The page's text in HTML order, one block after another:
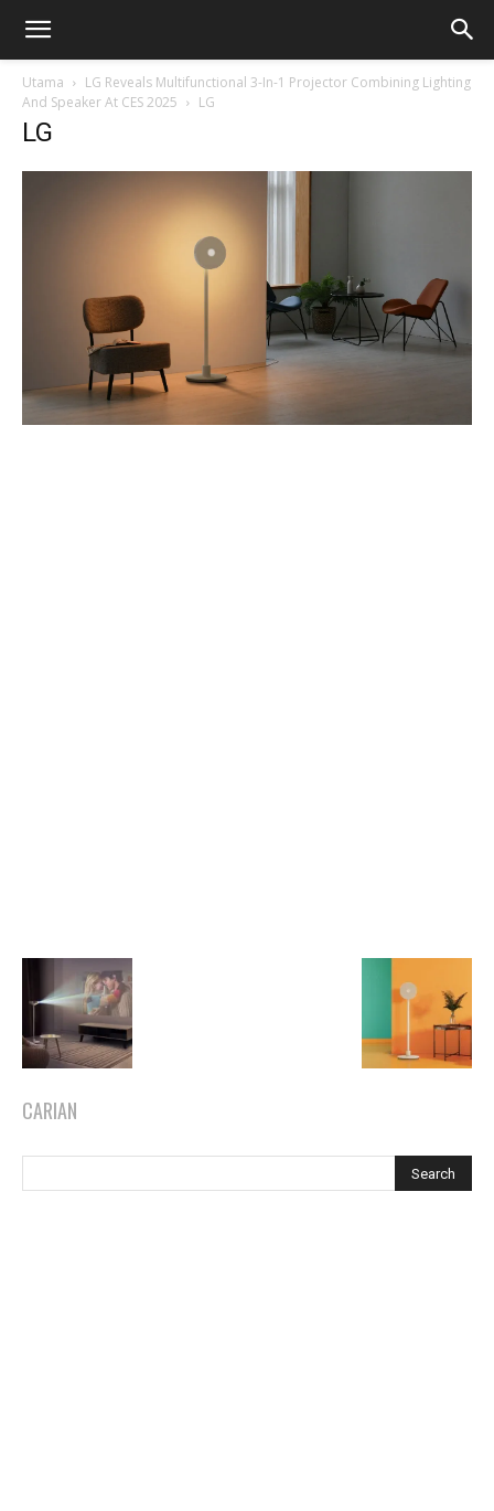
Utama
LG Reveals Multifunctional 3-In-1 Projector Combining Lighting
And Speaker At CES 2025
LG
LG
CARIAN